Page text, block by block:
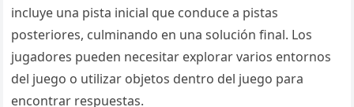
incluye una pista inicial que conduce a pistas
posteriores, culminando en una solución final. Los
jugadores pueden necesitar explorar varios entornos
del juego o utilizar objetos dentro del juego para
encontrar respuestas.